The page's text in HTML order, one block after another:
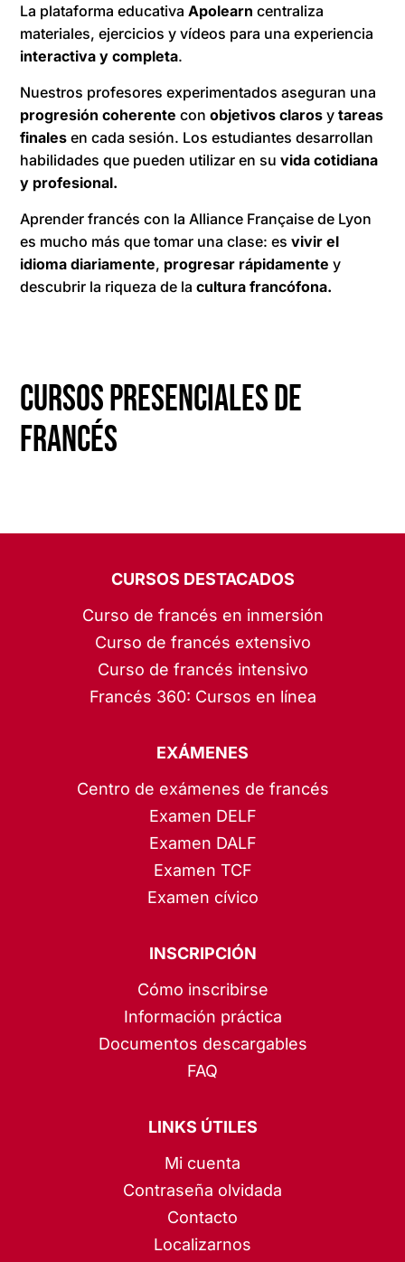
La plataforma educativaApolearn centraliza
materiales, ejercicios y vídeos para una experiencia
interactiva y completa.
Nuestros profesores experimentados aseguran una
progresión coherente conobjetivos claros ytareas
finales en cada sesión. Los estudiantes desarrollan
habilidades que pueden utilizar en suvida cotidiana
y profesional.
Aprender francés con la Alliance Française de Lyon
es mucho más que tomar una clase: esvivir el
idioma diariamente, progresar rápidamente y
descubrir la riqueza de lacultura francófona.
Cursos presenciales de
francés
CURSOS DESTACADOS
Curso de francés en inmersión
Curso de francés extensivo
Curso de francés intensivo
Francés 360: Cursos en línea
EXÁMENES
Centro de exámenes de francés
Examen DELF
Examen DALF
Examen TCF
Examen cívico
INSCRIPCIÓN
Cómo inscribirse
Información práctica
Documentos descargables
FAQ
LINKS ÚTILES
Mi cuenta
Contraseña olvidada
Contacto
Localizarnos